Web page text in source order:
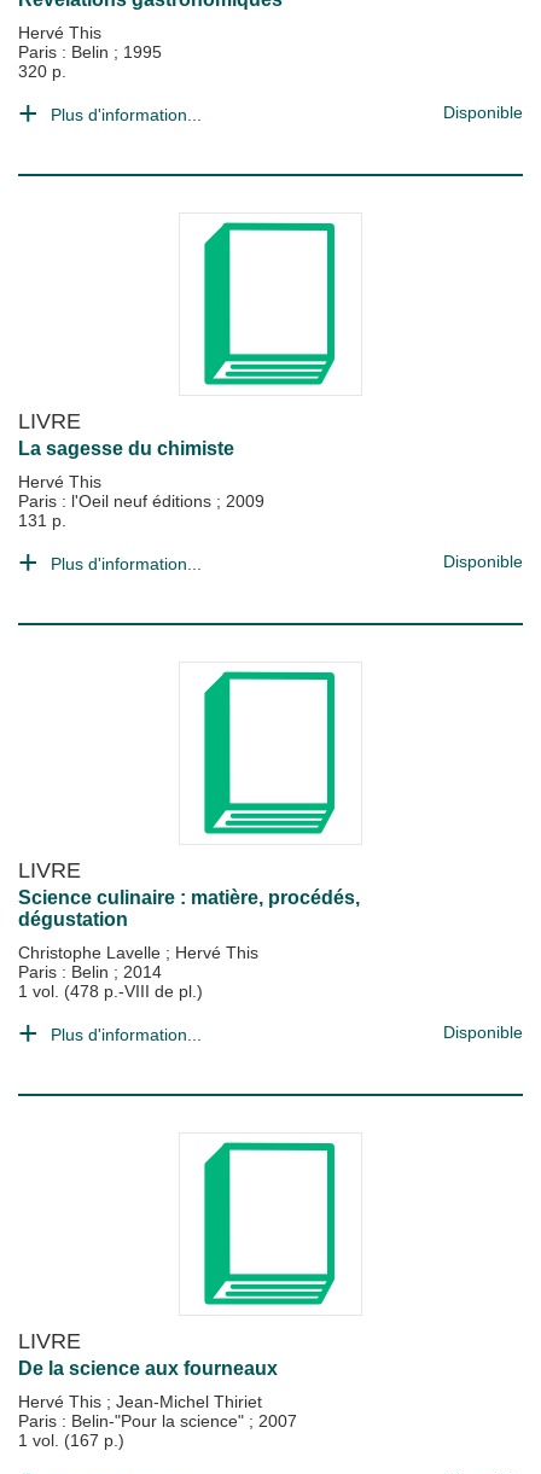
Hervé This
Paris : Belin ; 1995
320 p.
Plus d'information... Disponible
LIVRE
La sagesse du chimiste
Hervé This
Paris : l'Oeil neuf éditions ; 2009
131 p.
Plus d'information... Disponible
LIVRE
Science culinaire : matière, procédés,
dégustation
Christophe Lavelle ; Hervé This
Paris : Belin ; 2014
1 vol. (478 p.-VIII de pl.)
Plus d'information... Disponible
LIVRE
De la science aux fourneaux
Hervé This ; Jean-Michel Thiriet
Paris : Belin-"Pour la science" ; 2007
1 vol. (167 p.)